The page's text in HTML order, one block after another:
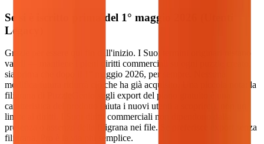
Se si è iscritto prima del 1° maggio 2026 (Utenti
Legacy)
Grazie per essere qui fin dall'inizio. I Suoi termini originari restano
validi — mantiene i pieni diritti commerciali su ogni puzzle creato,
sia prima che dopo il 1° maggio 2026, per sempre. Nessuna
modifica futura ridurrà ciò che ha già acquisito. Una piccola nota: la
filigrana di PuzzleGenio sugli export del piano gratuito è una
caratteristica del prodotto (aiuta i nuovi utenti a scoprirci), non un
limite ai diritti. I Suoi diritti commerciali non dipendono dalla
presenza o assenza della filigrana nei file. Se preferisce export senza
filigrana, Pro è la via più semplice.